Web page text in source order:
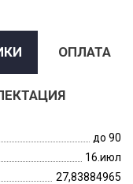
ОПЛАТА
до 90
16.июл
27,83884965